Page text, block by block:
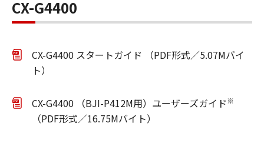
CX-G4400
CX-G4400 スタートガイド （PDF形式／5.07Mバイ
ト）
CX-G4400 （BJI-P412M用）ユーザーズガイド※
（PDF形式／16.75Mバイト）